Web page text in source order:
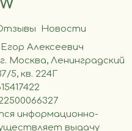
Новости
Алексеевич
Москва, Ленинградский
5, кв. 224Г
информационно-
выдачу